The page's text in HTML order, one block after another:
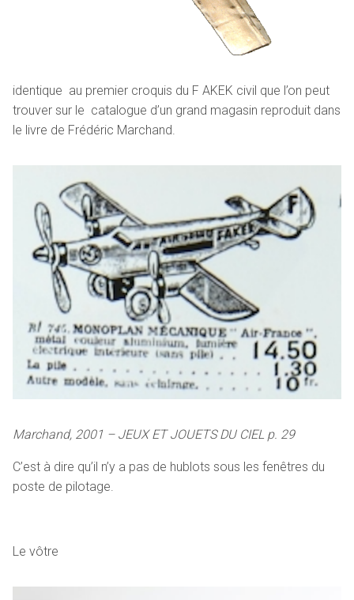
identique au premier croquis du F AKEK civil que l’on peut
trouver sur le catalogue d’un grand magasin reproduit dans
le livre de Frédéric Marchand.
Marchand, 2001 – JEUX ET JOUETS DU CIEL p. 29
C’est à dire qu’il n’y a pas de hublots sous les fenêtres du
poste de pilotage.
Le vôtre